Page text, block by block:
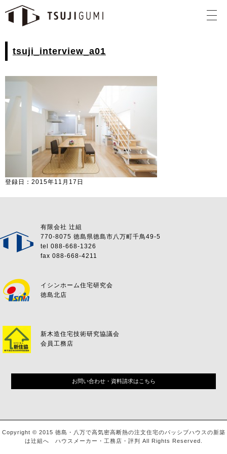
tsuji_interview_a01
登録日：2015年11月17日
有限会社 辻組
770-8075 徳島県徳島市八万町千鳥49-5
tel 088-668-1326
fax 088-668-4211
イシンホーム住宅研究会
徳島北店
新木造住宅技術研究協議会
会員工務店
お問い合わせ・資料請求はこちら
Copyright © 2015 徳島・八万で高気密高断熱の注文住宅のパッシブハウスの新築
は辻組へ ハウスメーカー・工務店・評判 All Rights Reserved.